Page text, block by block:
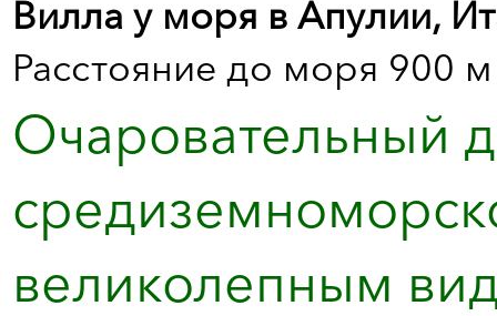
Вилла у моря в Апулии,
Расстояние до моря 900 м
Очаровательный
великолепным